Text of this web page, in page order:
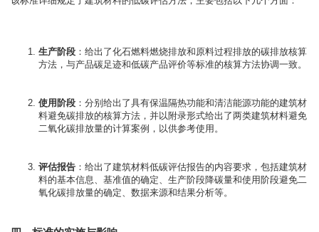
生产阶段：给出了化石燃料燃烧排放和原料过程排放的碳排放核算
方法，与产品碳足迹和低碳产品评价等标准的核算方法协调一致。
使用阶段：分别给出了具有保温隔热功能和清洁能源功能的建筑材
料避免碳排放的核算方法，并以附录形式给出了两类建筑材料避免
二氧化碳排放量的计算案例，以供参考使用。
评估报告：给出了建筑材料低碳评估报告的内容要求，包括建筑材
料的基本信息、基准值的确定、生产阶段降碳量和使用阶段避免二
氧化碳排放量的确定、数据来源和结果分析等。